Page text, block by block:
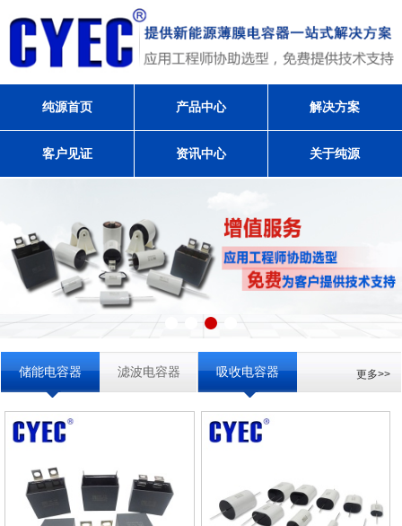
纯源首页 产品中心 解决方案
客户见证 资讯中心 关于纯源
储能电容器 滤波电容器 吸收电容器 更多>>